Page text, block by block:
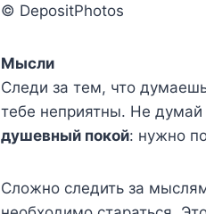
© DepositPhotos
Мысли
Следи за тем, что
тебе неприятны. Не
душевный покой: нужно
Сложно следить за